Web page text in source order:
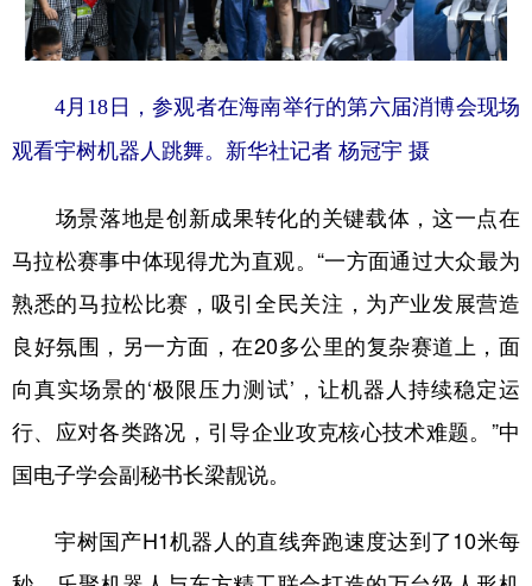
4月18日，参观者在海南举行的第六届消博会现场
观看宇树机器人跳舞。新华社记者 杨冠宇 摄
场景落地是创新成果转化的关键载体，这一点在
马拉松赛事中体现得尤为直观。“一方面通过大众最为
熟悉的马拉松比赛，吸引全民关注，为产业发展营造
良好氛围，另一方面，在20多公里的复杂赛道上，面
向真实场景的‘极限压力测试’，让机器人持续稳定运
行、应对各类路况，引导企业攻克核心技术难题。”中
国电子学会副秘书长梁靓说。
宇树国产H1机器人的直线奔跑速度达到了10米每